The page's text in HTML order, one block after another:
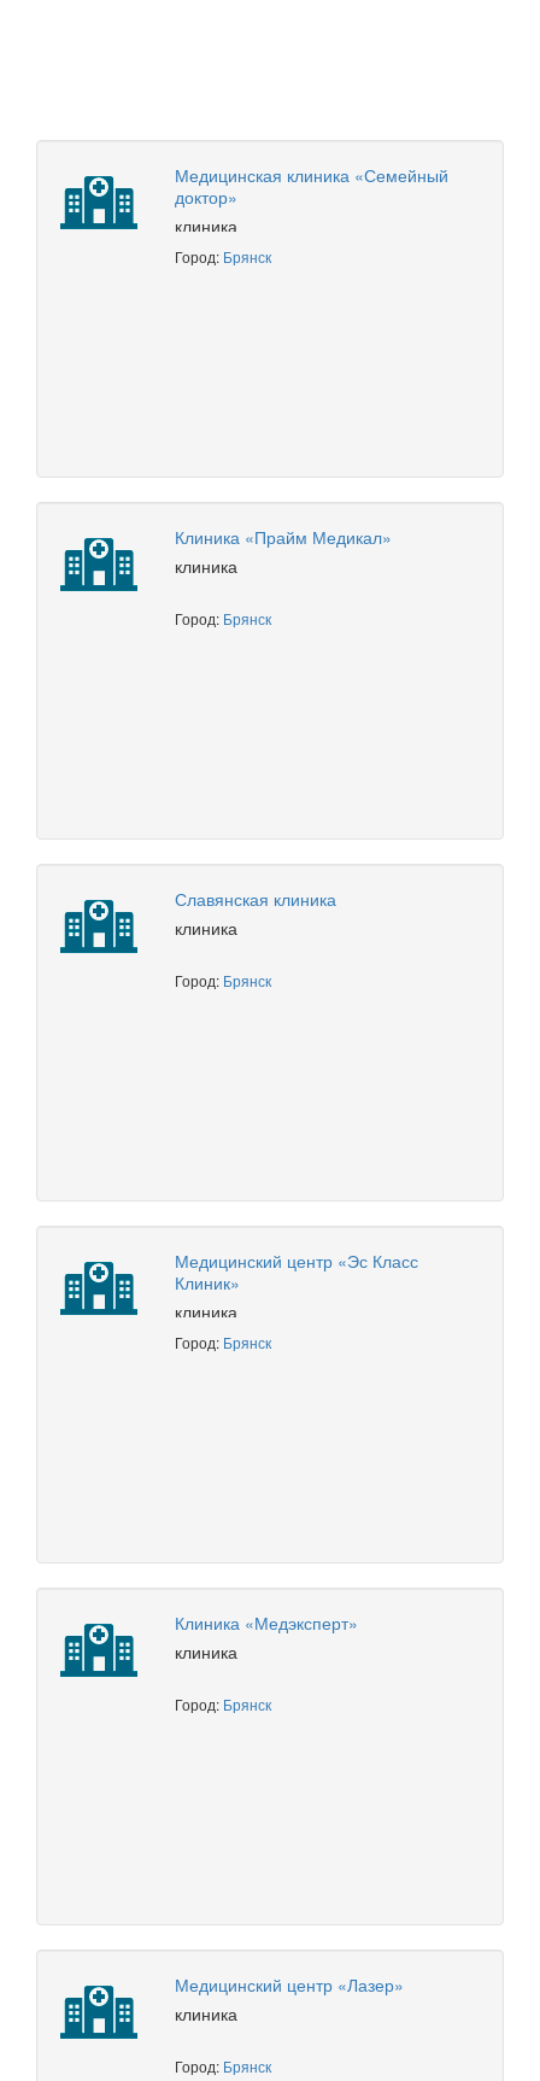
Медицинская клиника «Семейный
доктор»
клиника
Город: Брянск
Клиника «Прайм Медикал»
клиника
Город: Брянск
Славянская клиника
клиника
Город: Брянск
Медицинский центр «Эс Класс
Клиник»
клиника
Город: Брянск
Клиника «Медэксперт»
клиника
Город: Брянск
Медицинский центр «Лазер»
клиника
Город: Брянск